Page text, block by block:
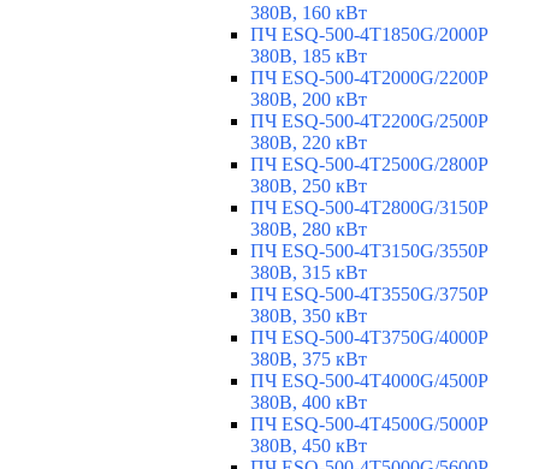
380В, 160 кВт
ПЧ ESQ-500-4T1850G/2000P
380В, 185 кВт
ПЧ ESQ-500-4T2000G/2200P
380В, 200 кВт
ПЧ ESQ-500-4T2200G/2500P
380В, 220 кВт
ПЧ ESQ-500-4T2500G/2800P
380В, 250 кВт
ПЧ ESQ-500-4T2800G/3150P
380В, 280 кВт
ПЧ ESQ-500-4T3150G/3550P
380В, 315 кВт
ПЧ ESQ-500-4T3550G/3750P
380В, 350 кВт
ПЧ ESQ-500-4T3750G/4000P
380В, 375 кВт
ПЧ ESQ-500-4T4000G/4500P
380В, 400 кВт
ПЧ ESQ-500-4T4500G/5000P
380В, 450 кВт